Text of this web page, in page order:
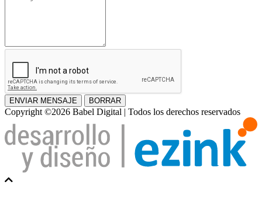
ENVIAR MENSAJE BORRAR
Copyright ©2026 Babel Digital | Todos los derechos reservados